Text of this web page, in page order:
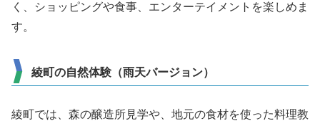
く、ショッピングや食事、エンターテイメントを楽しめま
す。
綾町の自然体験（雨天バージョン）
綾町では、森の醸造所見学や、地元の食材を使った料理教